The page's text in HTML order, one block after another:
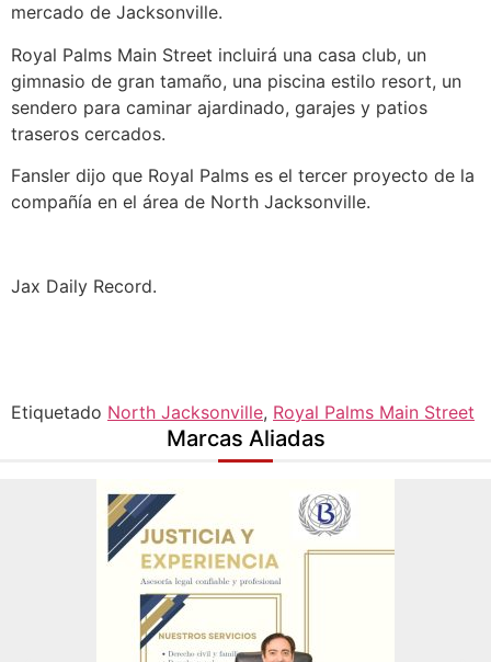
mercado de Jacksonville.
Royal Palms Main Street incluirá una casa club, un
gimnasio de gran tamaño, una piscina estilo resort, un
sendero para caminar ajardinado, garajes y patios
traseros cercados.
Fansler dijo que Royal Palms es el tercer proyecto de la
compañía en el área de North Jacksonville.
Jax Daily Record.
Etiquetado North Jacksonville, Royal Palms Main Street
Marcas Aliadas